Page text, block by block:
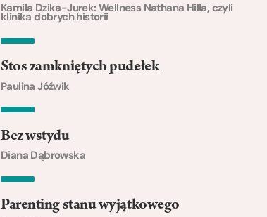
Kamila Dzika-Jurek: Wellness Nathana Hilla, czyli
klinika dobrych historii
Stos zamkniętych pudełek
Paulina Jóźwik
Bez wstydu
Diana Dąbrowska
Parenting stanu wyjątkowego